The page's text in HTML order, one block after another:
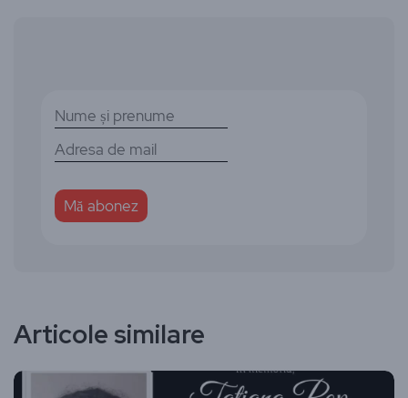
Articole similare